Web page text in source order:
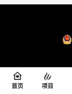
首页 项目